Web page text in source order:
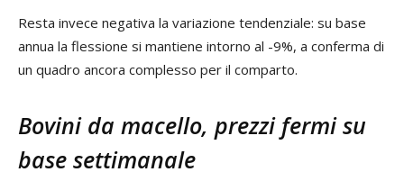
Resta invece negativa la variazione tendenziale: su base
annua la flessione si mantiene intorno al -9%, a conferma di
un quadro ancora complesso per il comparto.
Bovini da macello, prezzi fermi su
base settimanale